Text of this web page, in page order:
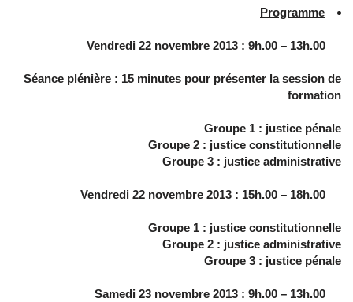
Programme
Séance plénière : 15 minutes pour présenter la session de
formation
Groupe 1 : justice pénale
Groupe 2 : justice constitutionnelle
Groupe 3 : justice administrative
Groupe 1 : justice constitutionnelle
Groupe 2 : justice administrative
Groupe 3 : justice pénale